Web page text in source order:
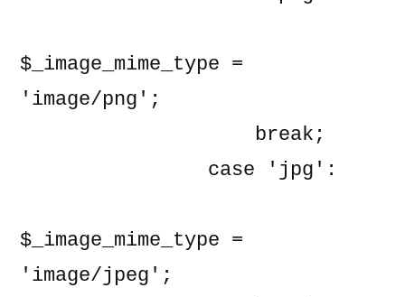
$_image_mime_type =
'image/png';
$_image_mime_type =
'image/jpeg';